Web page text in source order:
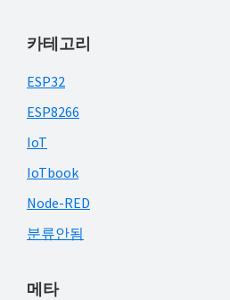
카테고리
ESP32
ESP8266
IoT
IoTbook
Node-RED
분류안됨
메타